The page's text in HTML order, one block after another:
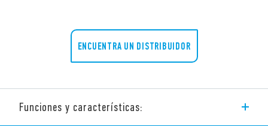
ENCUENTRA UN DISTRIBUIDOR
Funciones y características: